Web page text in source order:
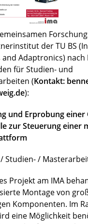
der TU BS
and Adaptronics)
für Studien- und
(Kontakt:
):
und Erprobung einer
zur Steuerung einer
Studien- /
Projekt am IMA
Montage von
Komponenten. Im
eine Möglichkeit